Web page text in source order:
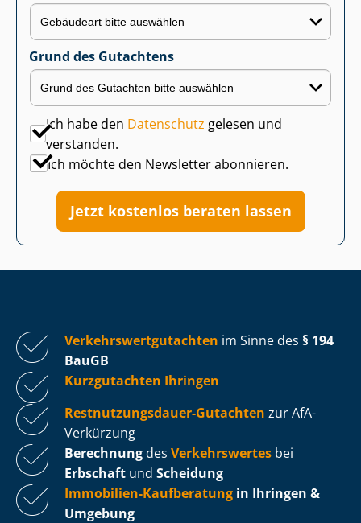
Grund des Gutachtens
Ich habe den Datenschutz gelesen und
verstanden.
Ich möchte den Newsletter abonnieren.
Jetzt kostenlos beraten lassen
Ver­kehrs­wert­gut­ach­ten im Sinne des § 194
BauGB
Kurzgutachten Ihringen
Rest­nut­zungs­dau­er-Gutachten zur AfA-
Verkürzung
Berechnung des Verkehrswertes bei
Erbschaft und Scheidung
Immobilien-Kaufberatung in Ihringen &
Umgebung